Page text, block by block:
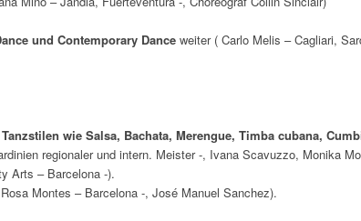
und Contemporary Dance weiter ( Carlo Melis – Cagliari,
wie Salsa, Bachata, Merengue, Timba cubana,
regionaler und intern. Meister -, Ivana Scavuzzo, Monika
Arts – Barcelona -).
Montes – Barcelona -, José Manuel Sanchez).